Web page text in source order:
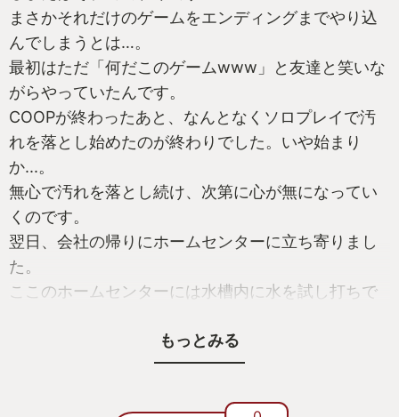
まさかそれだけのゲームをエンディングまでやり込
んでしまうとは…。
最初はただ「何だこのゲームwww」と友達と笑いな
がらやっていたんです。
COOPが終わったあと、なんとなくソロプレイで汚
れを落とし始めたのが終わりでした。いや始まり
か...。
無心で汚れを落とし続け、次第に心が無になってい
くのです。
翌日、会社の帰りにホームセンターに立ち寄りまし
た。
ここのホームセンターには水槽内に水を試し打ちで
私は高圧洗浄機のトリガーを引いていました。
もっとみる